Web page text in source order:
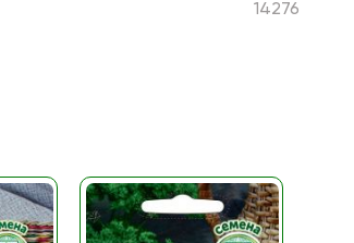
14276